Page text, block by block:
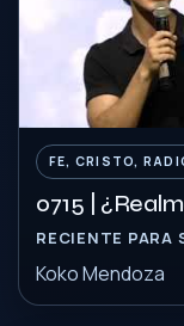
FE, CRISTO,
0715 |
RECIENTE PARA
Koko Mendoza